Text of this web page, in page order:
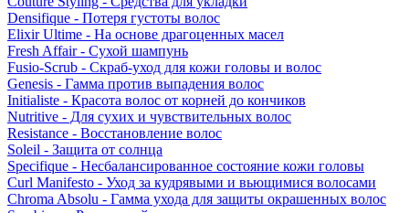
Densifique - Потеря густоты волос
Elixir Ultime - На основе драгоценных масел
Fresh Affair - Сухой шампунь
Fusio-Scrub - Скраб-уход для кожи головы и волос
Genesis - Гамма против выпадения волос
Initialiste - Красота волос от корней до кончиков
Nutritive - Для сухих и чувствительных волос
Resistance - Восстановление волос
Soleil - Защита от солнца
Specifique - Несбалансированное состояние кожи головы
Curl Manifesto - Уход за кудрявыми и вьющимися волосами
Chroma Absolu - Гамма ухода для защиты окрашенных волос